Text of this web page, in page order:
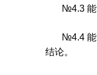
№4.3
№4.4
结论。